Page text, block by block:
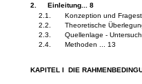
2.
Einleitung... 8
2.1.
Konzeption und
2.2.
Theoretische
2.3.
Quellenlage -
2.4.
Methoden ... 13
KAPITEL I ­ DIE